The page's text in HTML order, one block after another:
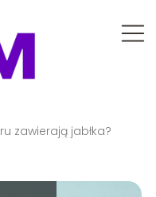
zawierają jabłka?